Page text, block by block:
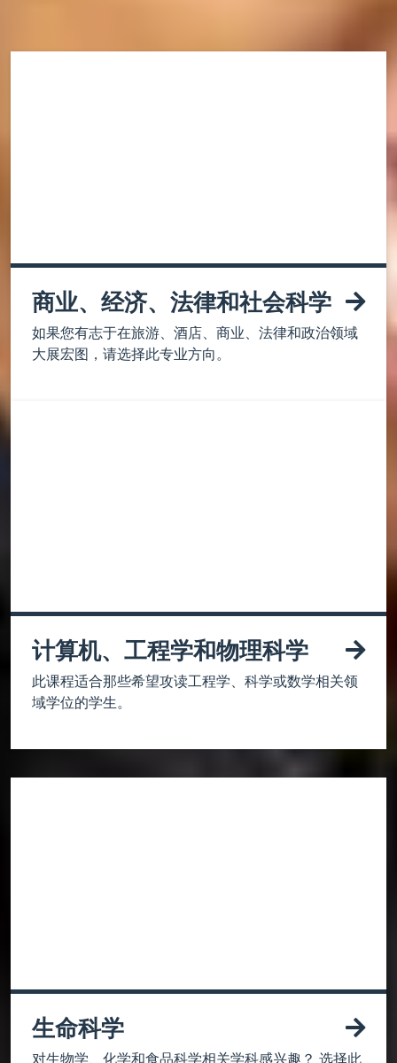
商业、经济、法律和社会科学
如果您有志于在旅游、酒店、商业、法律和政治领域
大展宏图，请选择此专业方向。
计算机、工程学和物理科学
此课程适合那些希望攻读工程学、科学或数学相关领
域学位的学生。
生命科学
对生物学、化学和食品科学相关学科感兴趣？ 选择此